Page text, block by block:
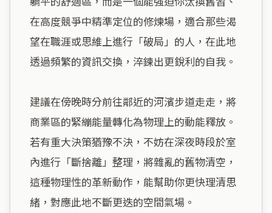
在高度競爭中精準定位的修煉場，適合那些渴
望在職涯或思維上進行「破局」的人，在此地
透過頻繁的資訊交換，淬鍊出更銳利的自我。
建議在傍晚時分前往鄰近的河濱步道走走，將
商業區的緊繃能量轉化為物理上的動能釋放。
若有重大決策猶豫不決，不妨在深夜時段於室
內進行「斷捨離」整理，將雜亂的舊物清空，
這種物理性的革新動作，能幫助你更快理清思
緒，對應此地不斷更迭的空間氣場。